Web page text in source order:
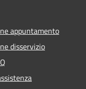
appuntamento
disservizio